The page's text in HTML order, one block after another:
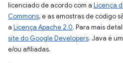
licenciado de acordo com a Licença
Commons, e as amostras de código
a Licença Apache 2.0. Para mais
site do Google Developers. Java é
e/ou afiliadas.